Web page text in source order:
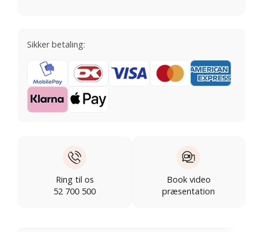
Sikker betaling:
Ring til os
52 700 500
Book video
præsentation